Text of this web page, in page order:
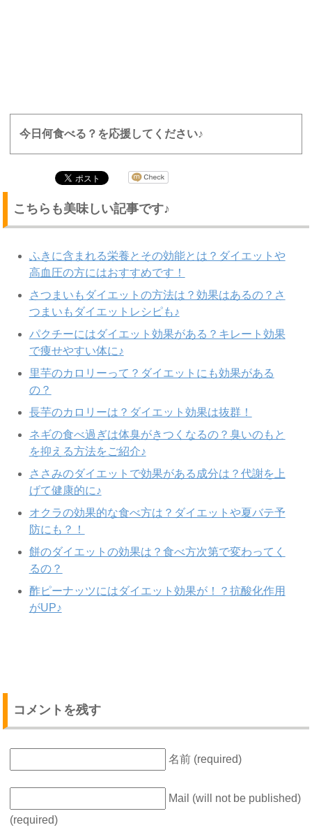
今日何食べる？を応援してください♪
こちらも美味しい記事です♪
ふきに含まれる栄養とその効能とは？ダイエットや
高血圧の方にはおすすめです！
さつまいもダイエットの方法は？効果はあるの？さ
つまいもダイエットレシピも♪
パクチーにはダイエット効果がある？キレート効果
で痩せやすい体に♪
里芋のカロリーって？ダイエットにも効果がある
の？
長芋のカロリーは？ダイエット効果は抜群！
ネギの食べ過ぎは体臭がきつくなるの？臭いのもと
を抑える方法をご紹介♪
ささみのダイエットで効果がある成分は？代謝を上
げて健康的に♪
オクラの効果的な食べ方は？ダイエットや夏バテ予
防にも？！
餅のダイエットの効果は？食べ方次第で変わってく
るの？
酢ピーナッツにはダイエット効果が！？抗酸化作用
がUP♪
コメントを残す
名前 (required)
Mail (will not be published)
(required)